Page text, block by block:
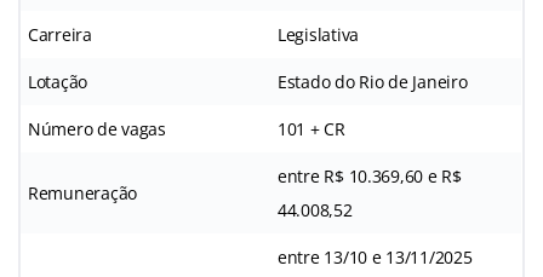
Carreira Legislativa
Lotação Estado do Rio de Janeiro
Número de vagas 101 + CR
Remuneração
entre R$ 10.369,60 e R$
44.008,52
entre 13/10 e 13/11/2025